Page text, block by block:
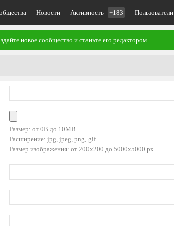
Новости Активность +183 Пользователи
новое сообщество и станьте его редактором.
Размер: от 0B до 10MB
Расширение: jpg, jpeg, png, gif
Размер изображения: от 200x200 до 5000x5000 px